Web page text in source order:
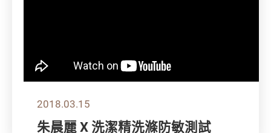
2018.03.15
朱晨麗 X 洗潔精洗滌防敏測試